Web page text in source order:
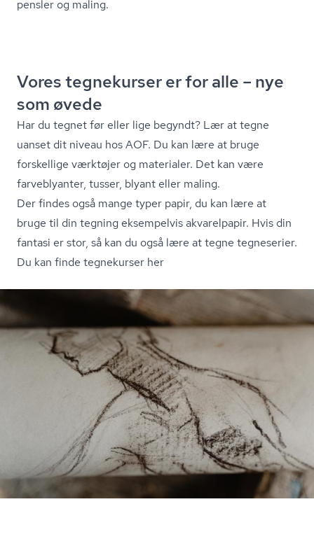
pensler og maling.
Vores tegnekurser er for alle – nye
som øvede
Har du tegnet før eller lige begyndt? Lær at tegne
uanset dit niveau hos AOF. Du kan lære at bruge
forskellige værktøjer og materialer. Det kan være
farveblyanter, tusser, blyant eller maling.
Der findes også mange typer papir, du kan lære at
bruge til din tegning eksempelvis akvarelpapir. Hvis din
fantasi er stor, så kan du også lære at tegne tegneserier.
Du kan finde tegnekurser her